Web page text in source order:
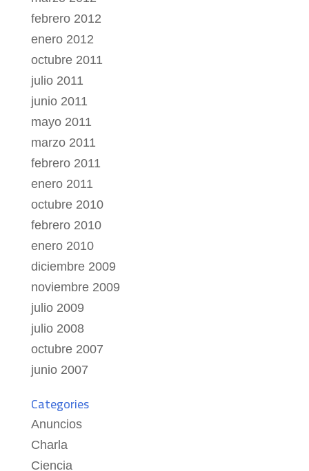
febrero 2012
enero 2012
octubre 2011
julio 2011
junio 2011
mayo 2011
marzo 2011
febrero 2011
enero 2011
octubre 2010
febrero 2010
enero 2010
diciembre 2009
noviembre 2009
julio 2009
julio 2008
octubre 2007
junio 2007
Categories
Anuncios
Charla
Ciencia